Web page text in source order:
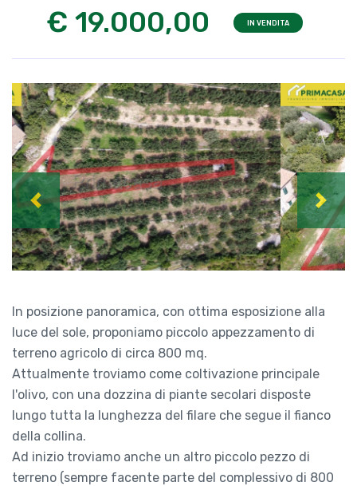
€ 19.000,00 IN VENDITA
Previous Next
In posizione panoramica, con ottima esposizione alla
luce del sole, proponiamo piccolo appezzamento di
terreno agricolo di circa 800 mq.
Attualmente troviamo come coltivazione principale
l'olivo, con una dozzina di piante secolari disposte
lungo tutta la lunghezza del filare che segue il fianco
della collina.
Ad inizio troviamo anche un altro piccolo pezzo di
terreno (sempre facente parte del complessivo di 800